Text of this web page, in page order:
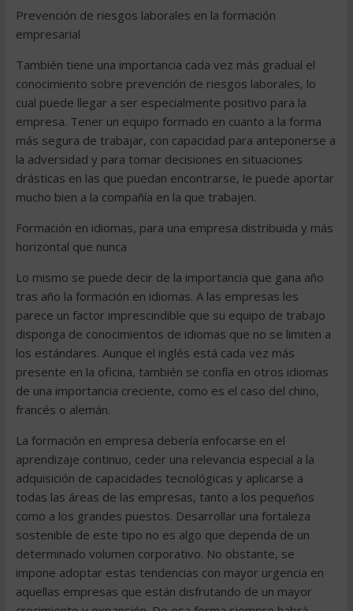
Prevención de riesgos laborales en la formación
empresarial
También tiene una importancia cada vez más gradual el
conocimiento sobre prevención de riesgos laborales, lo
cual puede llegar a ser especialmente positivo para la
empresa. Tener un equipo formado en cuanto a la forma
más segura de trabajar, con capacidad para anteponerse a
la adversidad y para tomar decisiones en situaciones
drásticas en las que puedan encontrarse, le puede aportar
mucho bien a la compañía en la que trabajen.
Formación en idiomas, para una empresa distribuida y más
horizontal que nunca
Lo mismo se puede decir de la importancia que gana año
tras año la formación en idiomas. A las empresas les
parece un factor imprescindible que su equipo de trabajo
disponga de conocimientos de idiomas que no se limiten a
los estándares. Aunque el inglés está cada vez más
presente en la oficina, también se confía en otros idiomas
de una importancia creciente, como es el caso del chino,
francés o alemán.
La formación en empresa debería enfocarse en el
aprendizaje continuo, ceder una relevancia especial a la
adquisición de capacidades tecnológicas y aplicarse a
todas las áreas de las empresas, tanto a los pequeños
como a los grandes puestos. Desarrollar una fortaleza
sostenible de este tipo no es algo que dependa de un
determinado volumen corporativo. No obstante, se
impone adoptar estas tendencias con mayor urgencia en
aquellas empresas que están disfrutando de un mayor